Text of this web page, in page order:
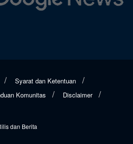
Syarat dan Ketentuan
Komunitas
Disclaimer
dan Berita